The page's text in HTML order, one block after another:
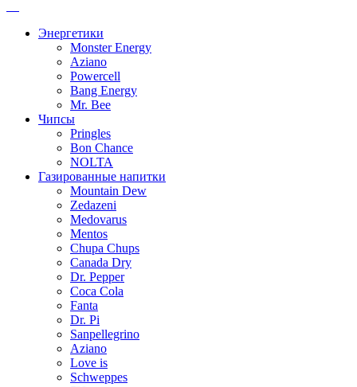
Энергетики
Monster Energy
Aziano
Powercell
Bang Energy
Mr. Bee
Чипсы
Pringles
Bon Chance
NOLTA
Газированные напитки
Mountain Dew
Zedazeni
Medovarus
Mentos
Chupa Chups
Canada Dry
Dr. Pepper
Coca Cola
Fanta
Dr. Pi
Sanpellegrino
Aziano
Love is
Schweppes